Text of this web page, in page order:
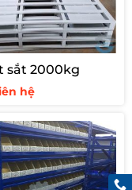
sắt 2000kg
hệ